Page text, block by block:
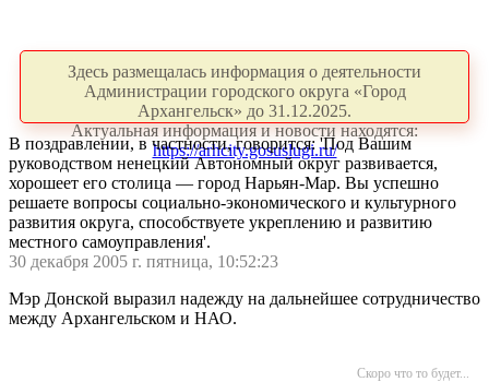
Здесь размещалась информация о деятельности
Администрации городского округа «Город
Архангельск» до 31.12.2025.
Актуальная информация и новости находятся:
https://arhcity.gosuslugi.ru/
В поздравлении, в частности, говорится: 'Под Вашим
руководством ненецкий Автономный округ развивается,
хорошеет его столица — город Нарьян-Мар. Вы успешно
решаете вопросы социально-экономического и культурного
развития округа, способствуете укреплению и развитию
местного самоуправления'.
30 декабря 2005 г. пятница, 10:52:23
Мэр Донской выразил надежду на дальнейшее сотрудничество
между Архангельском и НАО.
Скоро что то будет...